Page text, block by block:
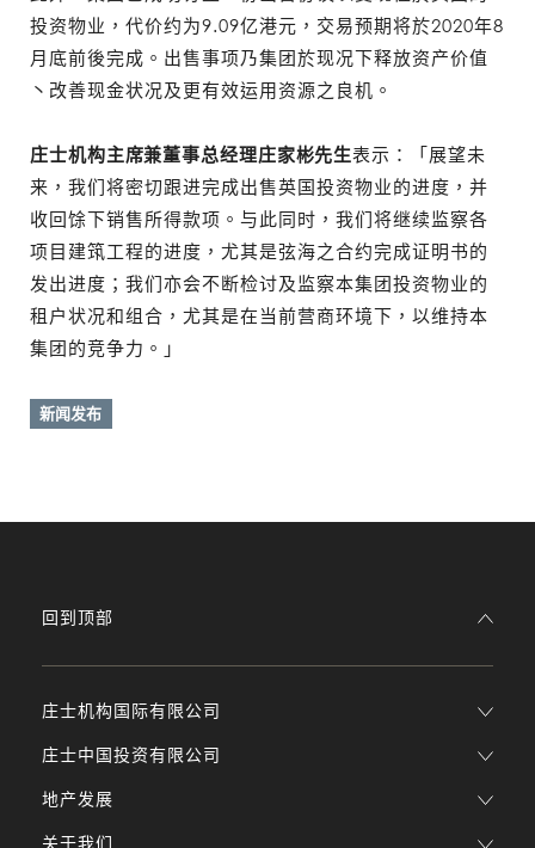
投资物业，代价约为9.09亿港元，交易预期将於2020年8
月底前後完成。出售事项乃集团於现况下释放资产价值
丶改善现金状况及更有效运用资源之良机。
庄士机构主席兼董事总经理庄家彬先生表示：「展望未
来，我们将密切跟进完成出售英国投资物业的进度，并
收回馀下销售所得款项。与此同时，我们将继续监察各
项目建筑工程的进度，尤其是弦海之合约完成证明书的
发出进度；我们亦会不断检讨及监察本集团投资物业的
租户状况和组合，尤其是在当前营商环境下，以维持本
集团的竞争力。」
新闻发布
庄士机构国际有限公司
庄士中国投资有限公司
地产发展
关于我们
回到顶部